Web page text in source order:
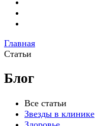
Главная
Статьи
Блог
Все статьи
Звезды в клинике